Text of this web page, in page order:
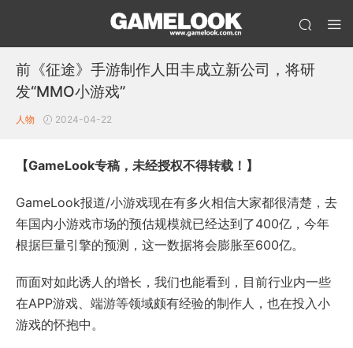
前《征途》手游制作人田丰成立新公司，将研
发“MMO小游戏”
人物 2024-04-22
【GameLook专稿，未经授权不得转载！】
GameLook报道/小游戏现在有多火相信大家都很清楚，去
年国内小游戏市场的预估规模就已经达到了400亿，今年
根据巨量引擎的预测，这一数据将会膨胀至600亿。
而面对如此诱人的增长，我们也能看到，目前行业内一些
在APP游戏、端游等领域颇有经验的制作人，也在投入小
游戏的怀抱中。